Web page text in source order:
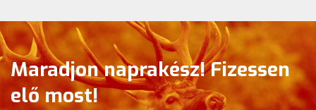
Maradjon naprakész! Fizessen
elő most!